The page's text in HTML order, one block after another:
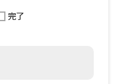
完了